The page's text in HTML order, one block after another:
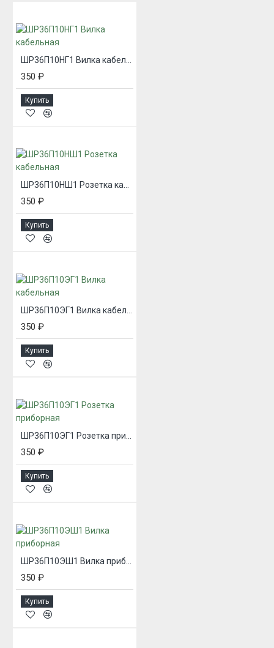
350 ₽
Купить
ШР36П10НШ1 Розетка кабельная
350 ₽
Купить
ШР36П10ЭГ1 Вилка кабельная
350 ₽
Купить
350 ₽
Купить
350 ₽
Купить